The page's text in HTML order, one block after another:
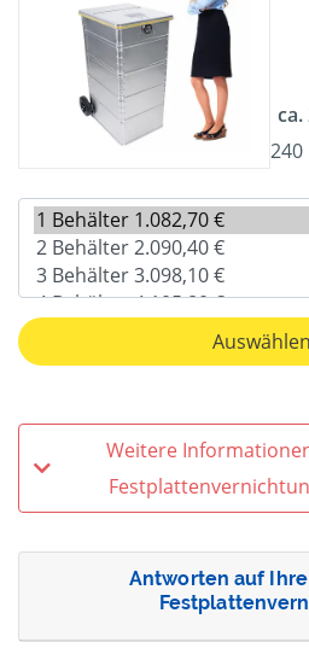
Auswählen
Weitere
Antworten auf Ihre